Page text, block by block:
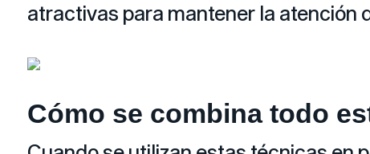
atractivas para mantener la atención
Cómo se combina todo